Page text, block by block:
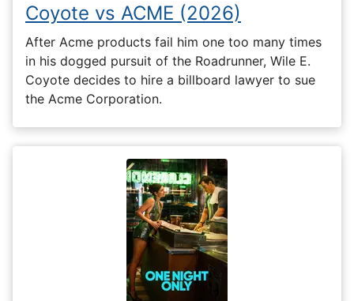
Coyote vs ACME (2026)
After Acme products fail him one too many times
in his dogged pursuit of the Roadrunner, Wile E.
Coyote decides to hire a billboard lawyer to sue
the Acme Corporation.